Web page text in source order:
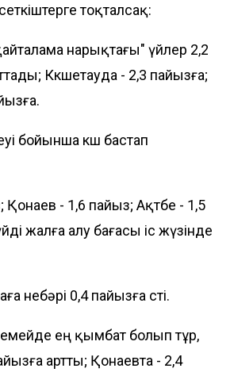
тоқталсақ:
нарықтағы" үйлер 2,2
Көкшетауда - 2,3 пайызға;
бойынша көш бастап
- 1,6 пайыз; Ақтөбе - 1,5
жалға алу бағасы іс жүзінде
небәрі 0,4 пайызға өсті.
ең қымбат болып тұр,
артты; Қонаевта - 2,4